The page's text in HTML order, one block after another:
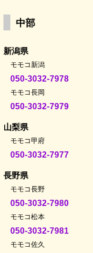
中部
新潟県
モモコ新潟
050-3032-7978
モモコ長岡
050-3032-7979
山梨県
モモコ甲府
050-3032-7977
長野県
モモコ長野
050-3032-7980
モモコ松本
050-3032-7981
モモコ佐久